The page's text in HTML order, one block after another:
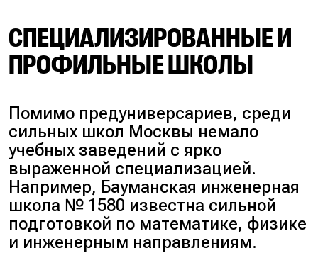
СПЕЦИАЛИЗИРОВАННЫЕ И
ПРОФИЛЬНЫЕ ШКОЛЫ
Помимо предуниверсариев, среди
сильных школ Москвы немало
учебных заведений с ярко
выраженной специализацией.
Например, Бауманская инженерная
школа № 1580 известна сильной
подготовкой по математике, физике
и инженерным направлениям.